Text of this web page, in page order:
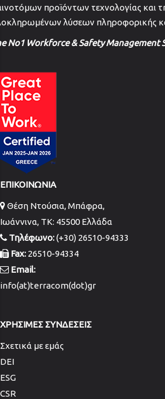
προϊόντων τεχνολογίας και
λύσεων πληροφορικής
No1 Workforce & Safety Management
ΕΠΙΚΟΙΝΩΝΙΑ
Θέση Ντούσια, Μπάφρα,
Ιωάννινα, TK: 45500 Ελλάδα
Τηλέφωνο:(+30) 26510-94333
Fax: 26510-94334
Email:
info(at)terracom(dot)gr
ΧΡΗΣΙΜΕΣ ΣΥΝΔΕΣΕΙΣ
Σχετικά με εμάς
DEI
ESG
CSR